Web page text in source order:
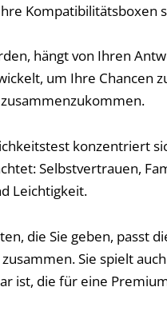
Kompatibilitätsboxen
hängt von Ihren
um Ihre Chancen
konzentriert
Selbstvertrauen,
Leichtigkeit.
die Sie geben, passt
Sie spielt
ist, die für eine